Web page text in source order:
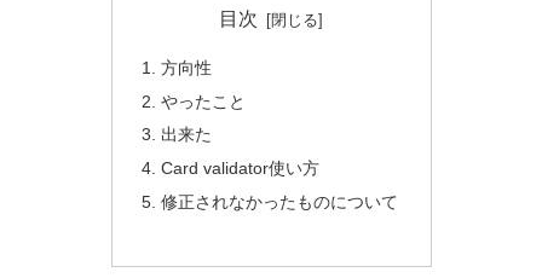
目次
方向性
やったこと
出来た
Card validator使い方
修正されなかったものについて